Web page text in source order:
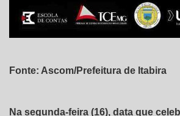
Fonte: Ascom/Prefeitura de Itabira
Na segunda-feira (16), data que